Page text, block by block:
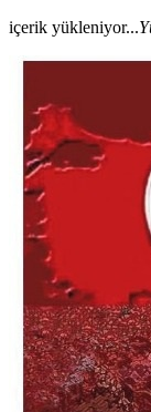
içerik yükleniyor...